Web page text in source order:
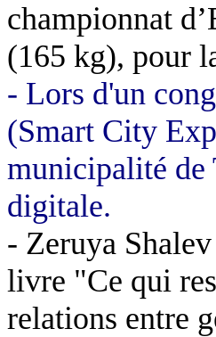
championnat
(165 kg), pour
- Lors d'un
(Smart City
municipalité de
digitale.
- Zeruya
livre "Ce qui
relations entre